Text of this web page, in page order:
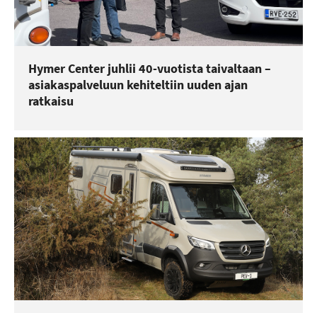
Hymer Center juhlii 40-vuotista taivaltaan –
asiakaspalveluun kehiteltiin uuden ajan
ratkaisu